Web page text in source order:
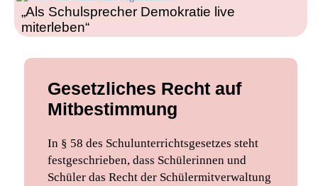
„Als Schulsprecher Demokratie live
miterleben“
Gesetzliches Recht auf
Mitbestimmung
In § 58 des Schulunterrichtsgesetzes steht
festgeschrieben, dass Schülerinnen und
Schüler das Recht der Schülermitverwaltung